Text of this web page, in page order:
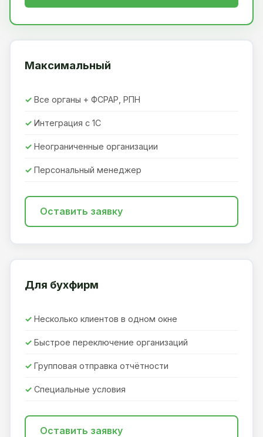
Максимальный
Все органы + ФСРАР, РПН
Интеграция с 1С
Неограниченные организации
Персональный менеджер
Оставить заявку
Для бухфирм
Несколько клиентов в одном окне
Быстрое переключение организаций
Групповая отправка отчётности
Специальные условия
Оставить заявку